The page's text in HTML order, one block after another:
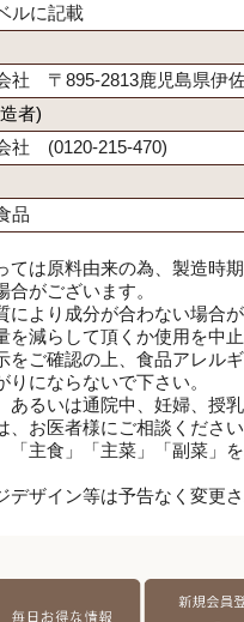
ルに記載
社 〒895-2813鹿児島県伊
者)
社 (0120-215-470)
品
ては原料由来の為、製造時
合がございます。
により成分が合わない場合
を減らして頂くか使用を中止
をご確認の上、食品アレル
りにならないで下さい。
あるいは通院中、妊婦、授
、お医者様にご相談ください
「主食」「主菜」「副菜」
デザイン等は予告なく変更